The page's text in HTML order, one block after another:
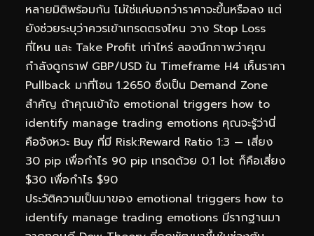
หลายมิติพร้อมกัน ไม่ใช่แค่บอกว่าราคาจะขึ้นหรือลง แต่
ยังช่วยระบุว่าควรเข้าเทรดตรงไหน วาง Stop Loss
ที่ไหน และ Take Profit เท่าไหร่ ลองนึกภาพว่าคุณ
กำลังดูกราฟ GBP/USD ใน Timeframe H4 เห็นราคา
Pullback มาที่โซน 1.2650 ซึ่งเป็น Demand Zone
สำคัญ ถ้าคุณเข้าใจ emotional triggers how to
identify manage trading emotions คุณจะรู้ว่านี่
คือจังหวะ Buy ที่มี Risk:Reward Ratio 1:3 — เสี่ยง
30 pip เพื่อกำไร 90 pip เทรดด้วย 0.1 lot ก็คือเสี่ยง
$30 เพื่อกำไร $90
ประวัติความเป็นมาของ emotional triggers how to
identify manage trading emotions มีรากฐานมา